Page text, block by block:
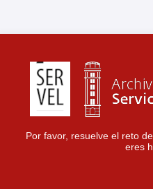
Por favor, resuelve el reto
eres